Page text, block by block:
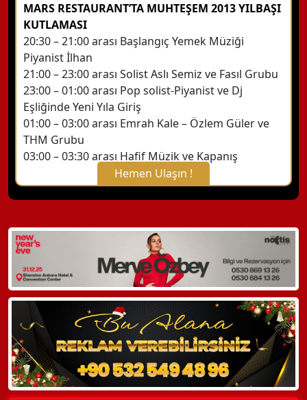
MARS RESTAURANT’TA MUHTEŞEM 2013 YILBAŞI
KUTLAMASI
20:30 – 21:00 arası Başlangıç Yemek Müziği
Piyanist İlhan
21:00 – 23:00 arası Solist Aslı Semiz ve Fasıl Grubu
23:00 – 01:00 arası Pop solist-Piyanist ve Dj
Eşliğinde Yeni Yıla Giriş
01:00 – 03:00 arası Emrah Kale – Özlem Güler ve
THM Grubu
03:00 – 03:30 arası Hafif Müzik ve Kapanış
Hemen Ulaşın !
X Kapat
WhatsApp ile Bilgi Alın
Hemen Arayın
Detaylı Bilgi Alın